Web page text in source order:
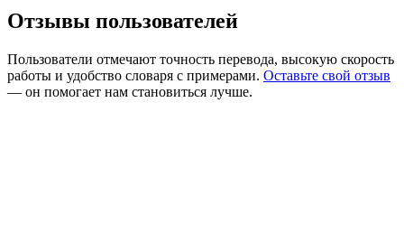
Отзывы пользователей
Пользователи отмечают точность перевода, высокую скорость
работы и удобство словаря с примерами. Оставьте свой отзыв
— он помогает нам становиться лучше.